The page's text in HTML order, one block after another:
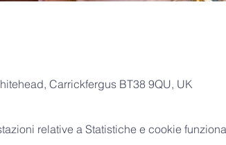
Carrickfergus BT38 9QU, UK
relative a Statistiche e cookie